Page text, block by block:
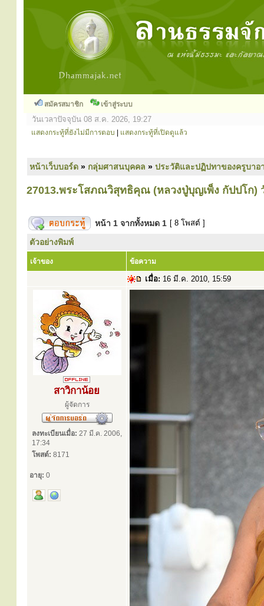
สมัครสมาชิก เข้าสู่ระบบ
วันเวลาปัจจุบัน 08 ส.ค. 2026, 19:27
แสดงกระทู้ที่ยังไม่มีการตอบ แสดงกระทู้ที่เปิดดูแล้ว
หน้าเว็บบอร์ด » กลุ่มศาสนบุคคล » ประวัติและปฏิปทาของครูบาอ
27013.พระโสภณวิสุทธิคุณ (หลวงปู่บุญเพ็ง กัปปโก)
หน้า 1 จากทั้งหมด 1 [ 8 โพสต์ ]
ตัวอย่างพิมพ์
เจ้าของ ข้อความ
เมื่อ: 16 มี.ค. 2010, 15:59
สาวิกาน้อย
ผู้จัดการ
ลงทะเบียนเมื่อ: 27 มี.ค. 2006,
17:34
โพสต์: 8171
อายุ: 0